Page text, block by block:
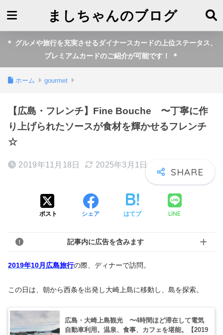
ましちゃんのブログ
＊ グルメや旅行を充実させるダイナースカードの上位ステータス、
プレミアムカードのご紹介が可能です！ ＊
ホーム gourmet
【広島・フレンチ】Fine Bouche 〜丁寧に作
り上げられたソースが食材を輝かせるフレンチ
☆
2019年11月18日 2025年3月1日
ポスト シェア はてブ LINE
記事内に広告を含みます
2019年10月広島旅行の際、ディナーで訪問。
この日は、朝から西条を出発し大崎上島に移動し、島を探索。
広島・大崎上島観光 〜4時間ほど滞在して電気
自動車利用。温泉、食事、カフェを堪能。【2019